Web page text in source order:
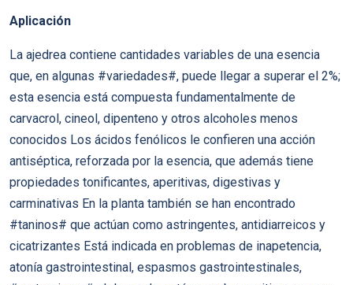
Aplicación
La ajedrea contiene cantidades variables de una esencia
que, en algunas #variedades#, puede llegar a superar el 2%;
esta esencia está compuesta fundamentalmente de
carvacrol, cineol, dipenteno y otros alcoholes menos
conocidos Los ácidos fenólicos le confieren una acción
antiséptica, reforzada por la esencia, que además tiene
propiedades tonificantes, aperitivas, digestivas y
carminativas En la planta también se han encontrado
#taninos# que actúan como astringentes, antidiarreicos y
cicatrizantes Está indicada en problemas de inapetencia,
atonía gastrointestinal, espasmos gastrointestinales,